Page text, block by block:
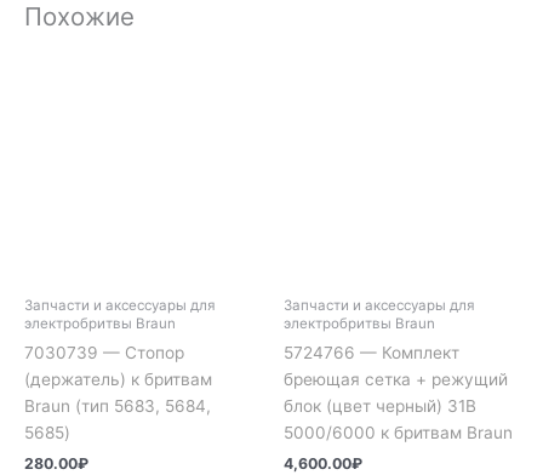
Похожие
Запчасти и аксессуары для
электробритвы Braun
7030739 — Стопор
(держатель) к бритвам
Braun (тип 5683, 5684,
5685)
280.00₽
Запчасти и аксессуары для
электробритвы Braun
5724766 — Комплект
бреющая сетка + режущий
блок (цвет черный) 31B
5000/6000 к бритвам Braun
4,600.00₽